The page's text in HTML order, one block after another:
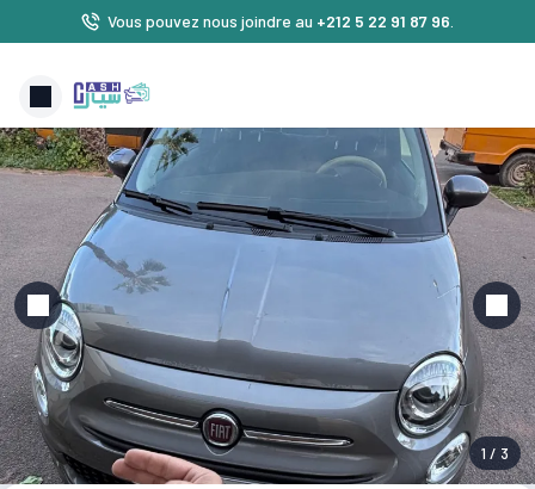
Vous pouvez nous joindre au +212 5 22 91 87 96
1 / 3